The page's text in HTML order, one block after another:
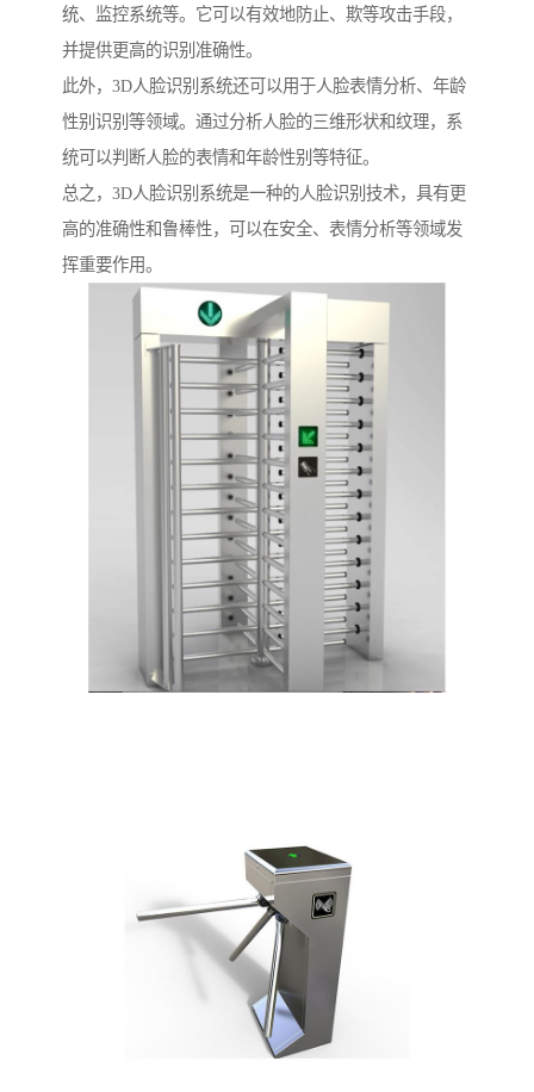
统、监控系统等。它可以有效地防止、欺等攻击手段，
并提供更高的识别准确性。
此外，3D人脸识别系统还可以用于人脸表情分析、年龄
性别识别等领域。通过分析人脸的三维形状和纹理，系
统可以判断人脸的表情和年龄性别等特征。
总之，3D人脸识别系统是一种的人脸识别技术，具有更
高的准确性和鲁棒性，可以在安全、表情分析等领域发
挥重要作用。